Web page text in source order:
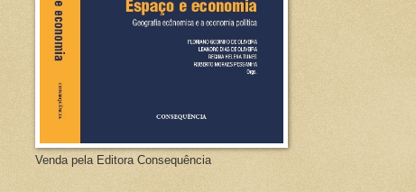
Venda pela Editora Consequência